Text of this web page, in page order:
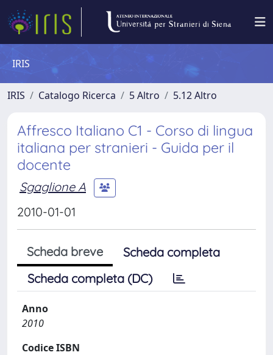
IRIS
IRIS Catalogo Ricerca 5 Altro 5.12 Altro
Affresco Italiano C1 - Corso di lingua
italiana per stranieri - Guida per il
docente
Sgaglione A
2010-01-01
Scheda breve
Scheda completa
Scheda completa (DC)
Anno
2010
Codice ISBN